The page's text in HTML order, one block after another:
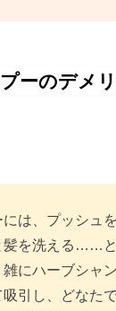
ーのデメ
は、プッシュ
髪を洗える……
にハーブシャ
引し、どなた